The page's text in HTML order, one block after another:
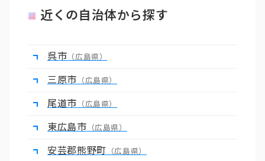
近くの自治体から探す
呉市 （広島県）
三原市 （広島県）
尾道市 （広島県）
東広島市 （広島県）
安芸郡熊野町 （広島県）